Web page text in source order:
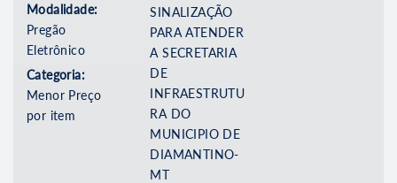
Modalidade:
Pregão
Eletrônico
Categoria:
Menor Preço
por item
SINALIZAÇÃO
PARA ATENDER
A SECRETARIA
DE
INFRAESTRUTU
RA DO
MUNICIPIO DE
DIAMANTINO-
MT